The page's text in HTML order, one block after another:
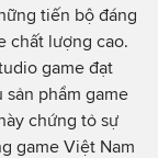
tiến bộ đáng
chất lượng cao.
game đạt
phẩm game
chứng tỏ sự
game Việt Nam